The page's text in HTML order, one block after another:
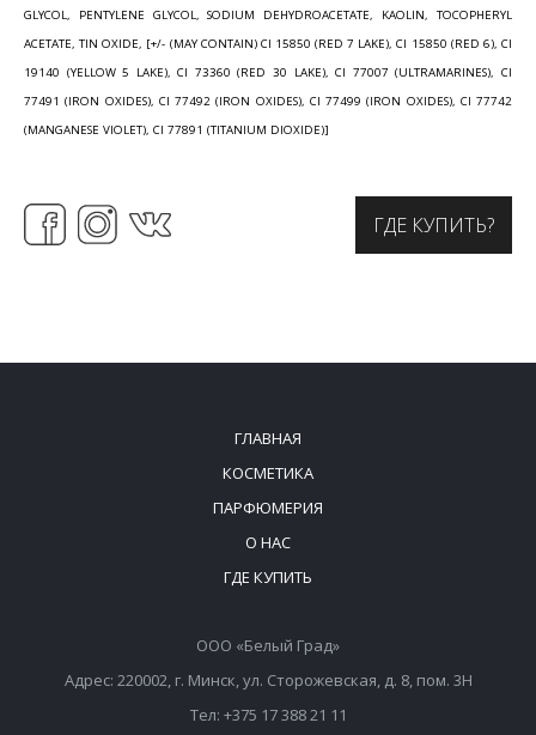
GLYCOL, PENTYLENE GLYCOL, SODIUM DEHYDROACETATE, KAOLIN, TOCOPHERYL
ACETATE, TIN OXIDE, [+/- (MAY CONTAIN) CI 15850 (RED 7 LAKE), CI 15850 (RED 6), CI
19140 (YELLOW 5 LAKE), CI 73360 (RED 30 LAKE), CI 77007 (ULTRAMARINES), CI
77491 (IRON OXIDES), CI 77492 (IRON OXIDES), CI 77499 (IRON OXIDES), CI 77742
(MANGANESE VIOLET), CI 77891 (TITANIUM DIOXIDE)]
ГДЕ КУПИТЬ?
ГЛАВНАЯ
КОСМЕТИКА
ПАРФЮМЕРИЯ
О НАС
ГДЕ КУПИТЬ
ООО «Белый Град»
Адрес: 220002, г. Минск, ул. Сторожевская, д. 8, пом. 3Н
Тел: +375 17 388 21 11